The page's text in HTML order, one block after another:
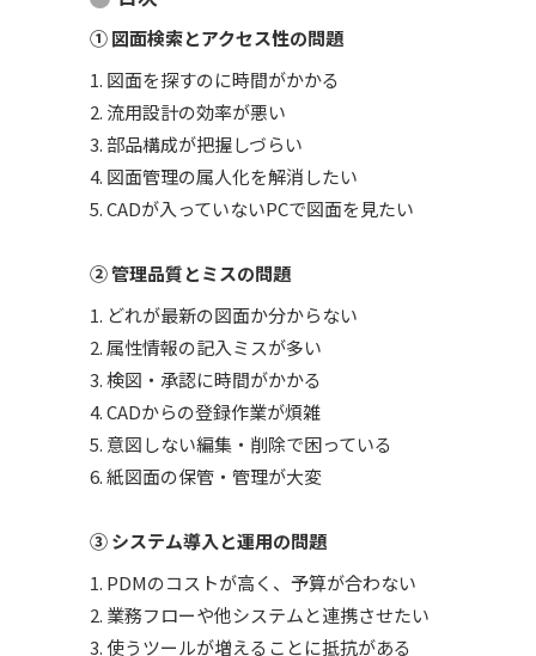
① 図面検索とアクセス性の問題
1. 図面を探すのに時間がかかる
2. 流用設計の効率が悪い
3. 部品構成が把握しづらい
4. 図面管理の属人化を解消したい
5. CADが入っていないPCで図面を見たい
② 管理品質とミスの問題
1. どれが最新の図面か分からない
2. 属性情報の記入ミスが多い
3. 検図・承認に時間がかかる
4. CADからの登録作業が煩雑
5. 意図しない編集・削除で困っている
6. 紙図面の保管・管理が大変
③ システム導入と運用の問題
1. PDMのコストが高く、予算が合わない
2. 業務フローや他システムと連携させたい
3. 使うツールが増えることに抵抗がある